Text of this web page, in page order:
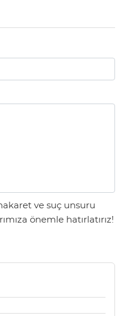
ve suç unsuru
önemle hatırlatırız!